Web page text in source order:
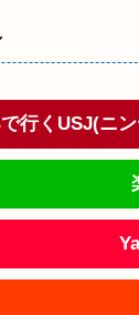
行くUSJ(ニ